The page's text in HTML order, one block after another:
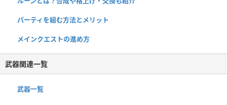
パーティを組む方法とメリット
メインクエストの進め方
武器関連一覧
武器一覧